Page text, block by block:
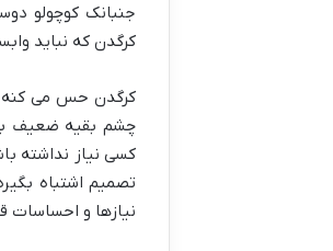
جنبانک کوچولو
کرگدن که نباید
کرگدن حس می کنه
چشم بقیه ضعیف
کسی نیاز نداشته
تصمیم اشتباه
نیازها و احساسات